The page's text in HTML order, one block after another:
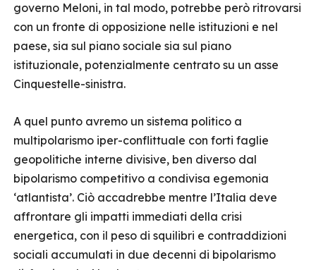
governo Meloni, in tal modo, potrebbe però ritrovarsi
con un fronte di opposizione nelle istituzioni e nel
paese, sia sul piano sociale sia sul piano
istituzionale, potenzialmente centrato su un asse
Cinquestelle-sinistra.
A quel punto avremo un sistema politico a
multipolarismo iper-conflittuale con forti faglie
geopolitiche interne divisive, ben diverso dal
bipolarismo competitivo a condivisa egemonia
‘atlantista’. Ciò accadrebbe mentre l’Italia deve
affrontare gli impatti immediati della crisi
energetica, con il peso di squilibri e contraddizioni
sociali accumulati in due decenni di bipolarismo